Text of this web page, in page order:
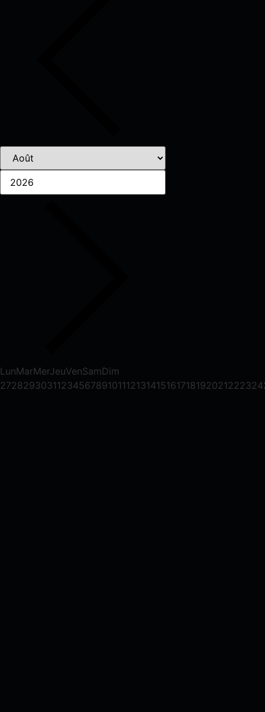
LunMarMerJeuVenSamDim
2728293031123456789101112131415161718192021222324